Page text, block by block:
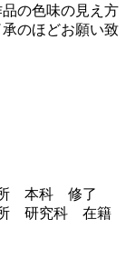
の色味の見え方
のほどお願い致
本科 修了
研究科 在籍